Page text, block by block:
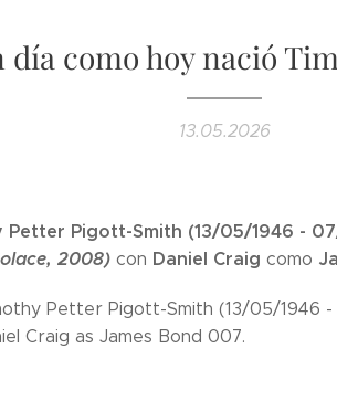
día como hoy nació
13.05.2026
Pigott-Smith (13/05/1946 -
2008) con Daniel Craig como
Petter Pigott-Smith (13/05/
Craig as James Bond 007.